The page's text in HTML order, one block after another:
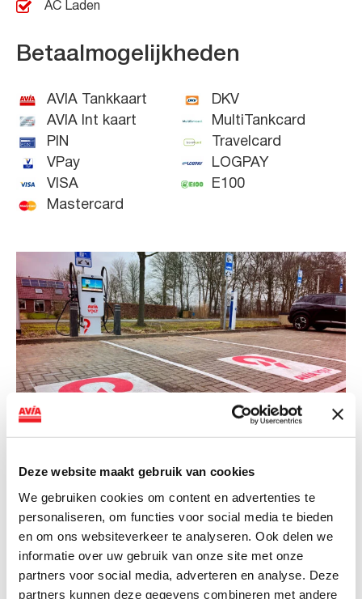
Deze website maakt gebruik van cookies
We gebruiken cookies om content en advertenties te
personaliseren, om functies voor social media te bieden
en om ons websiteverkeer te analyseren. Ook delen we
informatie over uw gebruik van onze site met onze
partners voor social media, adverteren en analyse. Deze
partners kunnen deze gegevens combineren met andere
AC Laden
Betaalmogelijkheden
AVIA Tankkaart
AVIA Int kaart
PIN
VPay
VISA
Mastercard
DKV
MultiTankcard
Travelcard
LOGPAY
E100
AVIA VOLT en Fletcher Hotels starten
landelijke uitrol van DC-
snellaadinfrastructuur
AVIA VOLT en Fletcher Hotels starten landelijke uitrol
van DC-snellaadinfrastructuur AVIA VOLT en...